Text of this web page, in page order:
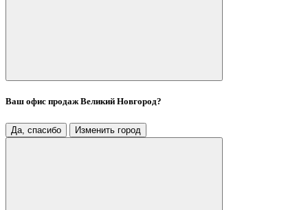
Ваш офис продажВеликий Новгород?
Да, спасибо Изменить город